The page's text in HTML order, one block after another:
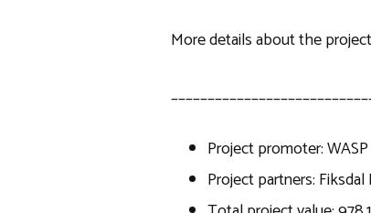
More details about the
Project promoter:
Project partners: